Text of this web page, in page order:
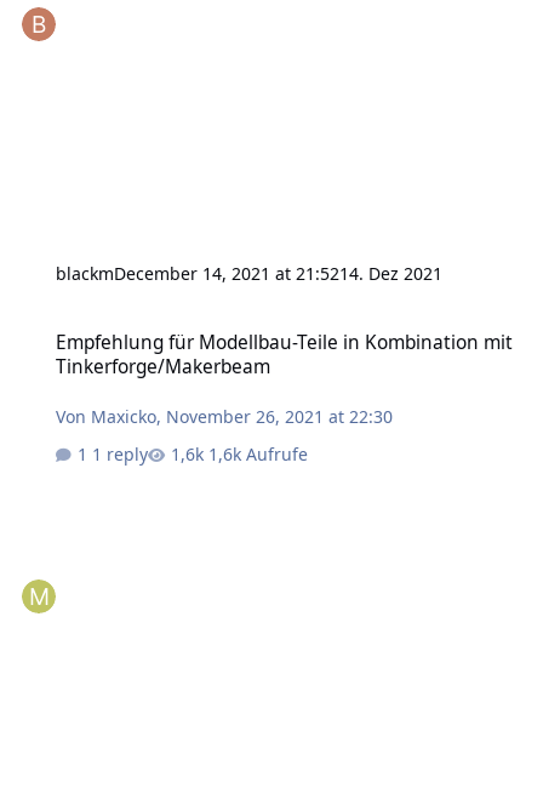
blackmDecember 14, 2021 at 21:5214. Dez 2021
Empfehlung für Modellbau-Teile in Kombination mit
Tinkerforge/Makerbeam
Von Maxicko, November 26, 2021 at 22:30
1 reply
1,6k Aufrufe